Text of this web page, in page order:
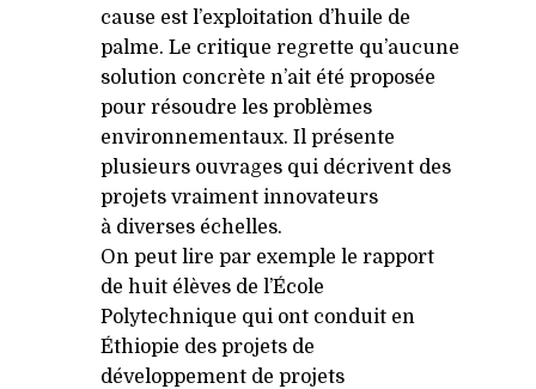
cause est l’exploitation d’huile de
palme. Le critique regrette qu’aucune
solution concrète n’ait été proposée
pour résoudre les problèmes
environnementaux. Il présente
plusieurs ouvrages qui décrivent des
projets vraiment innovateurs
à diverses échelles.
On peut lire par exemple le rapport
de huit élèves de l’École
Polytechnique qui ont conduit en
Éthiopie des projets de
développement de projets